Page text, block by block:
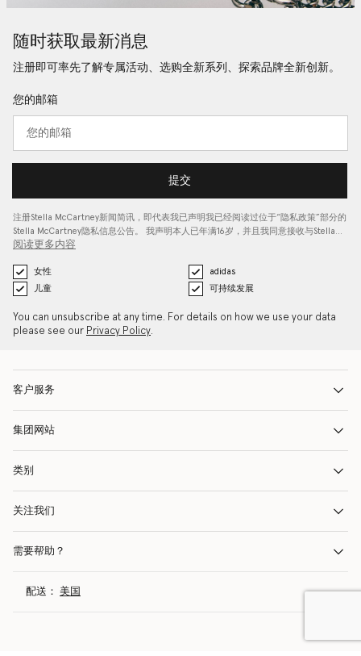
随时获取最新消息
注册即可率先了解专属活动、选购全新系列、探索品牌全新创新。
您的邮箱
提交
注册Stella McCartney新闻简讯，即代表我已声明我已经阅读过位于“隐私政策”部分的
Stella McCartney隐私信息公告。 我声明本人已年满16岁，并且我同意接收与Stella…
阅读更多内容
女性
adidas
儿童
可持续发展
You can unsubscribe at any time. For details on how we use your data
please see our Privacy Policy.
客户服务
集团网站
类别
关注我们
需要帮助？
配送： 美国